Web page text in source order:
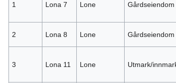
1 Lona 7 Lone Gårdseiendom
2 Lona 8 Lone Gårdseiendom
3 Lona 11 Lone Utmark/